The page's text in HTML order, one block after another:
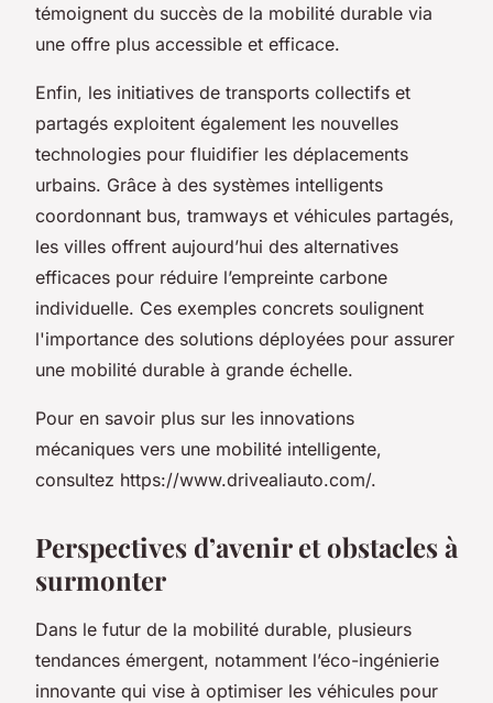
témoignent du succès de la mobilité durable via
une offre plus accessible et efficace.
Enfin, les initiatives de transports collectifs et
partagés exploitent également les nouvelles
technologies pour fluidifier les déplacements
urbains. Grâce à des systèmes intelligents
coordonnant bus, tramways et véhicules partagés,
les villes offrent aujourd’hui des alternatives
efficaces pour réduire l’empreinte carbone
individuelle. Ces exemples concrets soulignent
l'importance des solutions déployées pour assurer
une mobilité durable à grande échelle.
Pour en savoir plus sur les innovations
mécaniques vers une mobilité intelligente,
consultez https://www.drivealiauto.com/.
Perspectives d’avenir et obstacles à
surmonter
Dans le futur de la mobilité durable, plusieurs
tendances émergent, notamment l’éco-ingénierie
innovante qui vise à optimiser les véhicules pour